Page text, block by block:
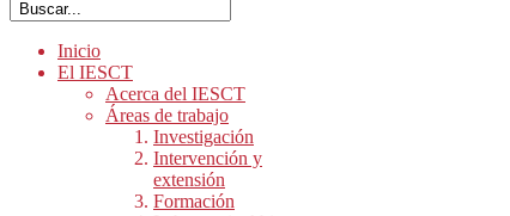
Inicio
El IESCT
Acerca del IESCT
Áreas de trabajo
Investigación
Intervención y
extensión
Formación